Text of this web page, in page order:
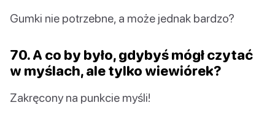
Gumki nie potrzebne, a może jednak bardzo?
70. A co by było, gdybyś mógł czytać
w myślach, ale tylko wiewiórek?
Zakręcony na punkcie myśli!